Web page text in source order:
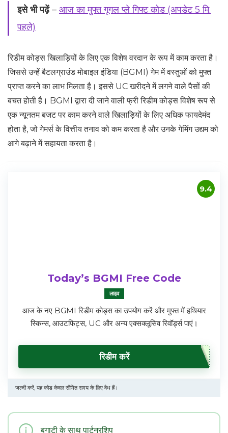
इसे भी पढ़ें– आज का मुफ्त गूगल प्ले गिफ्ट कोड (अपडेट 5 मि.
पहले)
रिडीम कोड्स खिलाड़ियों के लिए एक विशेष वरदान के रूप में काम करता है।
जिससे उन्हें बैटलग्राउंड मोबाइल इंडिया (BGMI) गेम में वस्तुओं को मुफ्त
प्राप्त करने का लाभ मिलता है। इससे UC खरीदने में लगने वाले पैसों की
बचत होती है। BGMI द्वारा दी जाने वाली फ्री रिडीम कोड्स विशेष रूप से
एक न्यूनतम बजट पर काम करने वाले खिलाड़ियों के लिए अधिक फायदेमंद
होता है, जो गेमर्स के वित्तीय तनाव को कम करता है और उनके गेमिंग उद्यम को
आगे बढ़ाने में सहायता करता है।
9.4
Today’s BGMI Free Code
लाइव
आज के नए BGMI रिडीम कोड्स का उपयोग करें और मुफ्त में हथियार
स्किन्स, आउटफिट्स, UC और अन्य एक्सक्लूसिव रिवॉर्ड्स पाएं।
रिडीम करें
जल्दी करें, यह कोड केवल सीमित समय के लिए वैध हैं।
बुगाटी के साथ पार्टनरशिप